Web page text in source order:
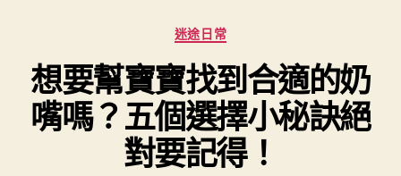
分
類
迷途日常
想要幫寶寶找到合適的奶
嘴嗎？五個選擇小秘訣絕
對要記得！